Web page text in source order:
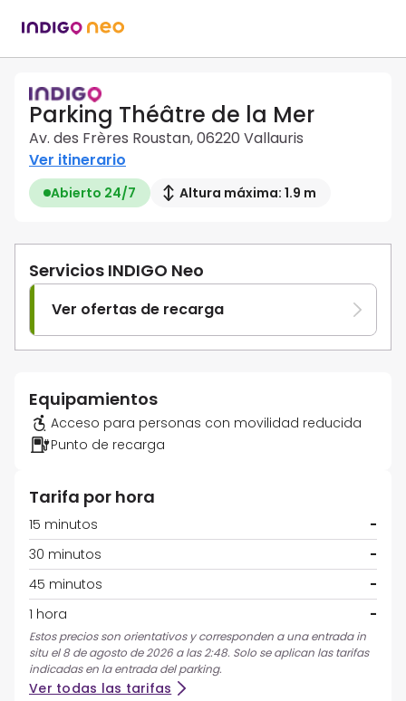
Parking Théâtre de la Mer
Av. des Frères Roustan, 06220 Vallauris
Ver itinerario
Abierto 24/7 Altura máxima: 1.9 m
Servicios INDIGO Neo
Ver ofertas de recarga
Equipamientos
Acceso para personas con movilidad reducida
Punto de recarga
Tarifa por hora
15 minutos
-
30 minutos
-
45 minutos
-
1 hora
-
Estos precios son orientativos y corresponden a una entrada in
situ el 8 de agosto de 2026 a las 2:48. Solo se aplican las tarifas
indicadas en la entrada del parking.
Ver todas las tarifas